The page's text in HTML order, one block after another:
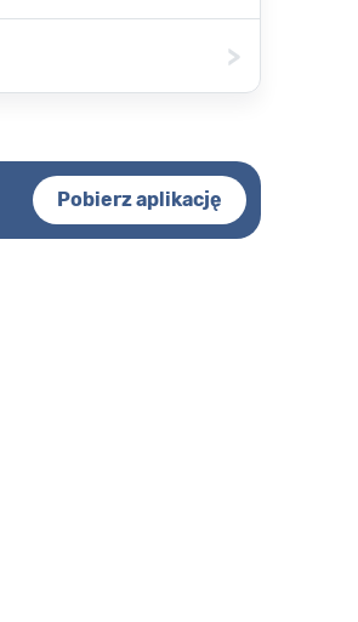
>
Pobierz aplikację